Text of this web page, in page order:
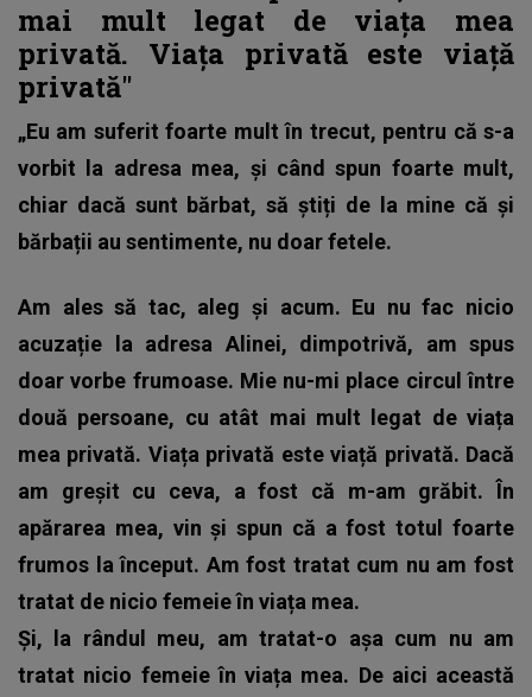
mai mult legat de viața mea
privată. Viața privată este viață
privată"
„Eu am suferit foarte mult în trecut, pentru că s-a
vorbit la adresa mea, și când spun foarte mult,
chiar dacă sunt bărbat, să știți de la mine că și
bărbații au sentimente, nu doar fetele.
Am ales să tac, aleg și acum. Eu nu fac nicio
acuzație la adresa Alinei, dimpotrivă, am spus
doar vorbe frumoase. Mie nu-mi place circul între
două persoane, cu atât mai mult legat de viața
mea privată. Viața privată este viață privată. Dacă
am greșit cu ceva, a fost că m-am grăbit. În
apărarea mea, vin și spun că a fost totul foarte
frumos la început. Am fost tratat cum nu am fost
tratat de nicio femeie în viața mea.
Și, la rândul meu, am tratat-o așa cum nu am
tratat nicio femeie în viața mea. De aici această